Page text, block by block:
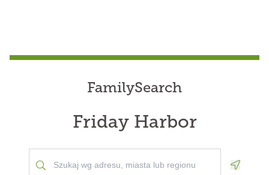
FamilySearch
Friday Harbor